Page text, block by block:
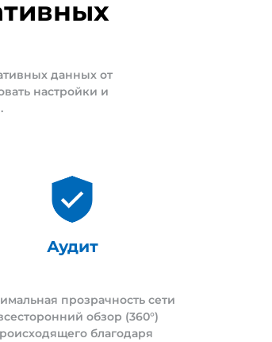
данных от
настройки и
Аудит
прозрачность сети
обзор (360°)
благодаря